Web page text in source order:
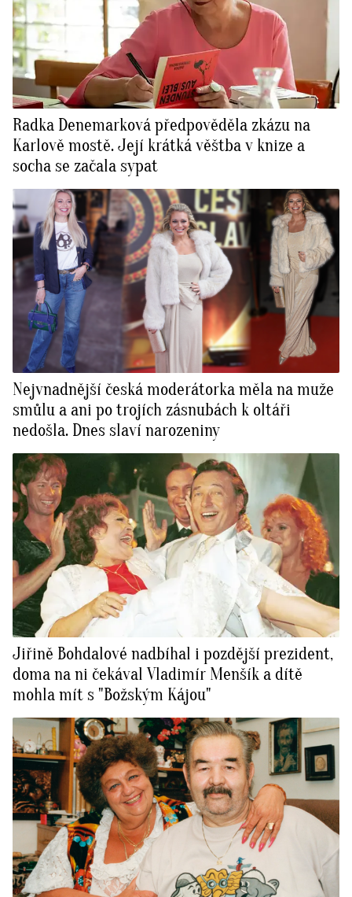
Radka Denemarková předpověděla zkázu na
Karlově mostě. Její krátká věštba v knize a
socha se začala sypat
Nejvnadnější česká moderátorka měla na muže
smůlu a ani po trojích zásnubách k oltáři
nedošla. Dnes slaví narozeniny
Jiřině Bohdalové nadbíhal i pozdější prezident,
doma na ni čekával Vladimír Menšík a dítě
mohla mít s "Božským Kájou"